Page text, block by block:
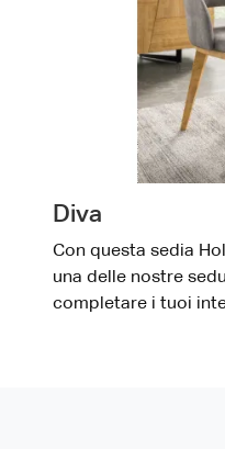
Diva
Con questa sedia
una delle nostre
completare i tuoi